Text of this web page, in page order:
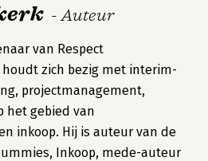
- Auteur
van Respect
zich bezig met interim-
projectmanagement,
het gebied van
inkoop. Hij is auteur van de
Inkoop, mede-auteur